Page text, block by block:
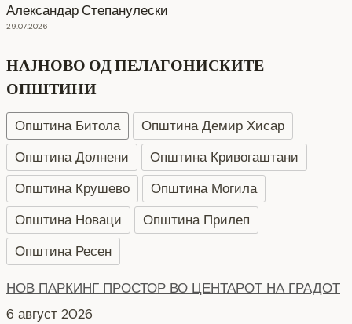
Александар Степанулески
29.07.2026
НАЈНОВО ОД ПЕЛАГОНИСКИТЕ
ОПШТИНИ
Општина Битола
Општина Демир Хисар
Општина Долнени
Општина Кривогаштани
Општина Крушево
Општина Могила
Општина Новаци
Општина Прилеп
Општина Ресен
НОВ ПАРКИНГ ПРОСТОР ВО ЦЕНТАРОТ НА ГРАДОТ
6 август 2026